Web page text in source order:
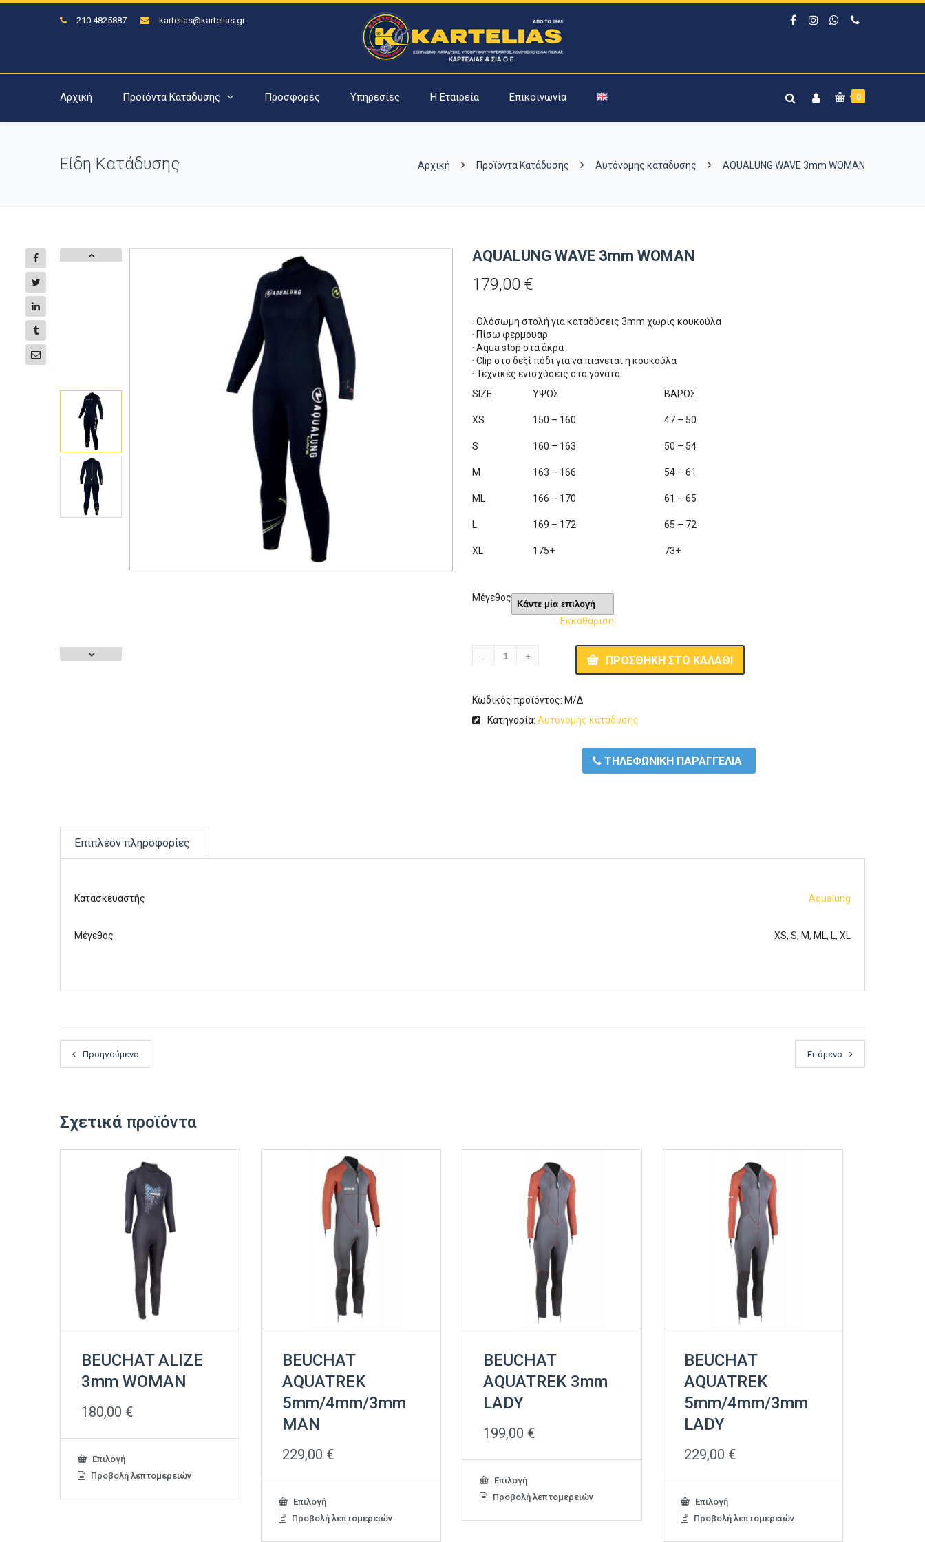
210 4825887 kartelias@kartelias.gr
0
Αρχική Προϊόντα Κατάδυσης Προσφορές Υπηρεσίες Η Εταιρεία Επικοινωνία
Είδη Κατάδυσης Αρχική Προϊόντα Κατάδυσης Αυτόνομης κατάδυσης AQUALUNG WAVE 3mm WOMAN
AQUALUNG WAVE 3mm WOMAN
179,00€
· Ολόσωμη στολή για καταδύσεις 3mm χωρίς κουκούλα
· Πίσω φερμουάρ
· Αqua stop στα άκρα
· Clip στο δεξί πόδι για να πιάνεται η κουκούλα
· Τεχνικές ενισχύσεις στα γόνατα
SIZE
ΥΨΟΣ ΒΑΡΟΣ
XS 150 – 160 47 – 50
S 160 – 163 50 – 54
M 163 – 166 54 – 61
ML 166 – 170 61 – 65
L 169 – 172 65 – 72
XL 175+ 73+
Μέγεθος
Εκκαθάριση
ΠΡΟΣΘΉΚΗ ΣΤΟ ΚΑΛΆΘΙ
Κωδικός προϊόντος: Μ/Δ
Κατηγορία:Αυτόνομης κατάδυσης
ΤΗΛΕΦΩΝΙΚΗ ΠΑΡΑΓΓΕΛΙΑ
Επιπλέον πληροφορίες
Κατασκευαστής Aqualung
Μέγεθος XS, S, M, ML, L, XL
Προηγούμενο Επόμενο
Σχετικά προϊόντα
BEUCHAT ALIZE
3mm WOMAN
180,00 €
ΕπιλογήΑυτό
το
προϊόν
έχει
Προβολή λεπτομερειών
BEUCHAT
AQUATREK
5mm/4mm/3mm
MAN
229,00 €
ΕπιλογήΑυτό
το
προϊόν
έχει
Προβολή λεπτομερειών
BEUCHAT
AQUATREK 3mm
LADY
199,00 €
ΕπιλογήΑυτό
το
προϊόν
έχει
Προβολή λεπτομερειών
BEUCHAT
AQUATREK
5mm/4mm/3mm
LADY
229,00 €
ΕπιλογήΑυτό
το
προϊόν
έχει
Προβολή λεπτομερειών